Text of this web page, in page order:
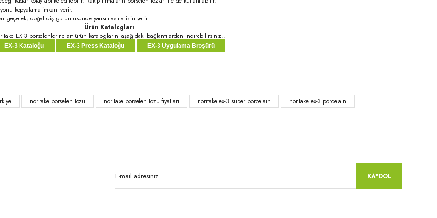
kopyalama imkanı verir.
geçerek, doğal diş görüntüsünde yansımasına izin verir.
Ürün Katalogları
EX-3 porselenlerine ait ürün kataloglarını aşağıdaki bağlantılardan indirebilirsiniz..
EX-3 Kataloğu EX-3 Press Kataloğu EX-3 Uygulama Broşürü
Bu ürüne ilk yorumu siz yapın!
yetersiz gördüğünüz noktaları öneri formunu kullanarak tarafımıza iletebilirsiniz.
noritake porselen tozu noritake porselen tozu fiyatları noritake ex-3 super porcelain
noritake ex-3 porcelain
KAYDOL